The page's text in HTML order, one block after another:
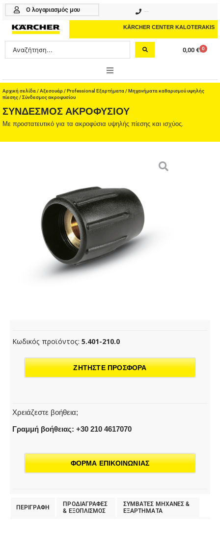
Μετάβαση
περιεχόμενο
Ο λογαριασμός μου
KÄRCHER CENTER KALOTERAKIS
Search
...
0,00 € 0
Cart
ONLINE SHOP
HOME & GARDEN
ΥΠΗΡΕΣΙΕΣ-ΝΕΑ-ΛΥΣΕΙΣ
Αρχική σελίδα /Αξεσουάρ/Professional Εξαρτήματα /Μηχανήματα καθαρισμού υψηλής
πίεσης/ Σύνδεσμος ακροφυσίου
ΣΎΝΔΕΣΜΟΣ ΑΚΡΟΦΥΣΊΟΥ
Με προστατευτικό για τα ακροφύσια υψηλής πίεσης και ισχύος.
Κωδικός προϊόντος: 5.401-210.0
ΖΗΤΗΣΤΕ ΠΡΟΣΦΟΡΑ
Χρειάζεστε βοήθεια;
Γραμμή βοήθειας: +30 210 4617070
ΦΟΡΜΑ ΕΠΙΚΟΙΝΩΝΙΑΣ
ΠΕΡΙΓΡΑΦΗ
ΠΡΟΔΙΑΓΡΑΦΕΣ
& EΞΟΠΛΙΣΜΟΣ
ΣΥΜΒΑΤΕΣ ΜΗΧΑΝΕΣ &
ΕΞΑΡΤΗΜΑΤΑ